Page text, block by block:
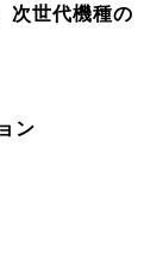
次世代機種の
ン